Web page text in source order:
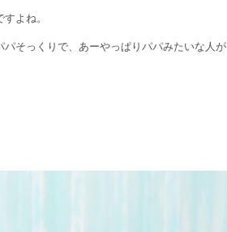
よね。
そっくりで、あーやっぱりパパみたいな人が